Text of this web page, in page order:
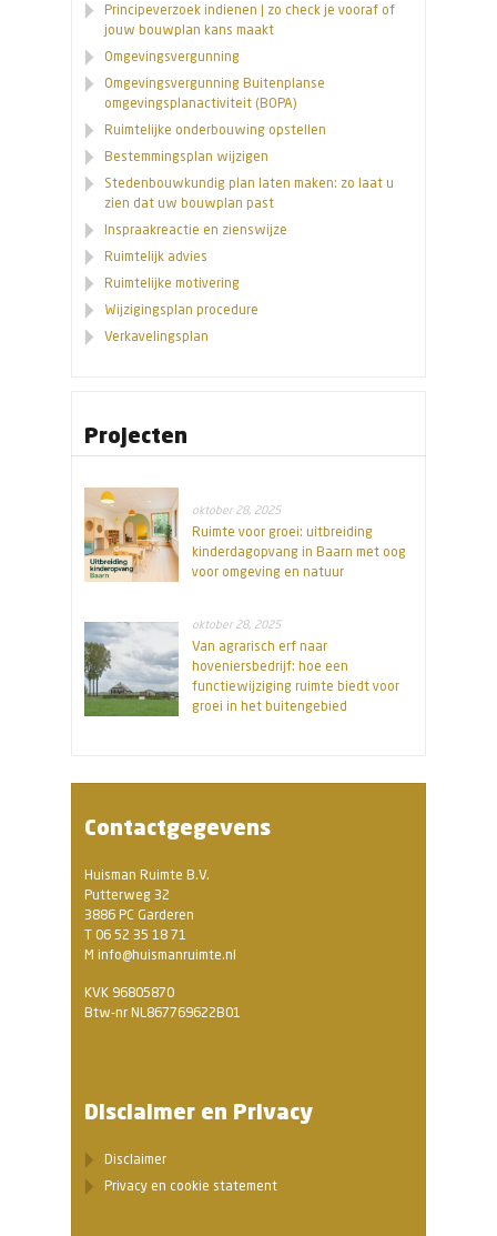
Principeverzoek indienen | zo check je vooraf of
jouw bouwplan kans maakt
Omgevingsvergunning
Omgevingsvergunning Buitenplanse
omgevingsplanactiviteit (BOPA)
Ruimtelijke onderbouwing opstellen
Bestemmingsplan wijzigen
Stedenbouwkundig plan laten maken: zo laat u
zien dat uw bouwplan past
Inspraakreactie en zienswijze
Ruimtelijk advies
Ruimtelijke motivering
Wijzigingsplan procedure
Verkavelingsplan
Projecten
oktober 28, 2025
Ruimte voor groei: uitbreiding
kinderdagopvang in Baarn met oog
voor omgeving en natuur
oktober 28, 2025
Van agrarisch erf naar
hoveniersbedrijf: hoe een
functiewijziging ruimte biedt voor
groei in het buitengebied
Contactgegevens
Huisman Ruimte B.V.
Putterweg 32
3886 PC Garderen
T 06 52 35 18 71
M info@huismanruimte.nl
KVK 96805870
Btw-nr NL867769622B01
Disclaimer en Privacy
Disclaimer
Privacy en cookie statement